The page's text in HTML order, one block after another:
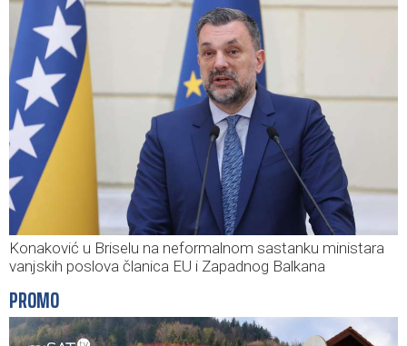
Konaković u Briselu na neformalnom sastanku ministara
vanjskih poslova članica EU i Zapadnog Balkana
PROMO